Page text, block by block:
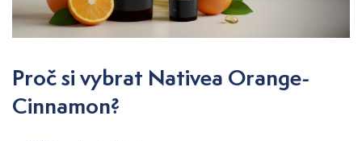
Proč si vybrat Nativea Orange-
Cinnamon?